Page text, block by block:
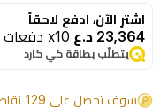
بين
التصميم
والأنيق
اشترِ الآن، ادفع لاحقاً
23,364 د.ع x10 دفعات
يتطلّب بطاقة كي كارد
سوف تحصل على 129 نقاط عند شراءك هذا المنتج